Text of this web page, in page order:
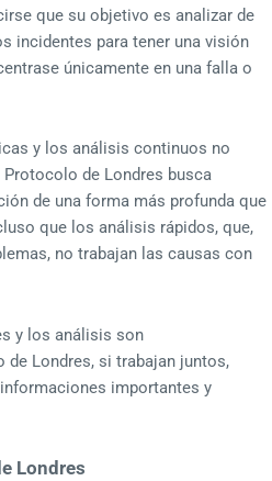
que su objetivo es analizar de
incidentes para tener una visión
únicamente en una falla o
y los análisis continuos no
de Londres busca
de una forma más profunda que
que los análisis rápidos, que,
no trabajan las causas con
y los análisis son
Londres, si trabajan juntos,
importantes y
Londres